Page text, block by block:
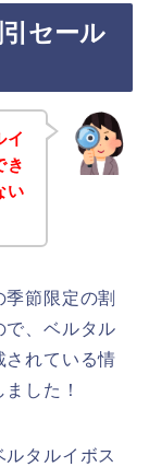
セール
イ
き
い
節限定の割
で、ベルタル
されている情
した！
タルイボス